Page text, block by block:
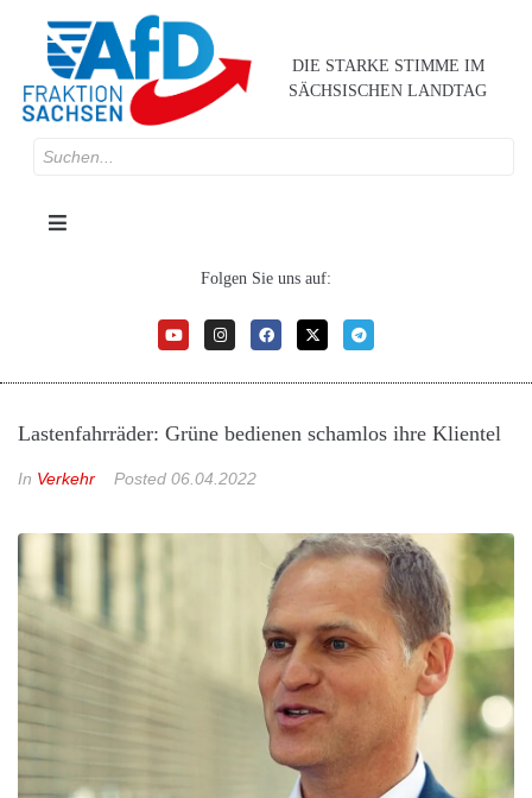
DIE STARKE STIMME IM
SÄCHSISCHEN LANDTAG
Folgen Sie uns auf:
Lastenfahrräder: Grüne bedienen schamlos ihre Klientel
In Verkehr Posted 06.04.2022